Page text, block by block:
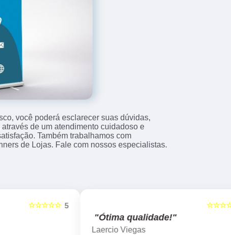
você poderá esclarecer suas dúvidas,
de um atendimento cuidadoso e
Também trabalhamos com
de Lojas. Fale com nossos especialistas.
5
☆☆☆☆☆
"nota 10!"
Gilberto Yakir